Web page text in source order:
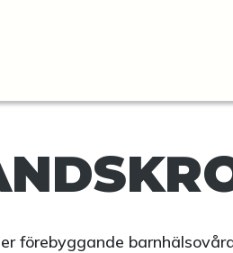
förebyggande